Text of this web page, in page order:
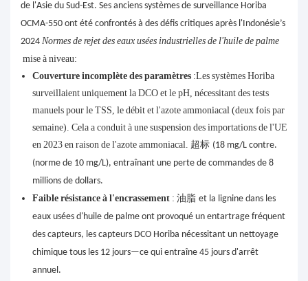
de l'Asie du Sud-Est. Ses anciens systèmes de surveillance Horiba
OCMA-550 ont été confrontés à des défis critiques après l'Indonésie’s
2024 Normes de rejet des eaux usées industrielles de l'huile de palme
mise à niveau:
Couverture incomplète des paramètres :Les systèmes Horiba
surveillaient uniquement la DCO et le pH, nécessitant des tests
manuels pour le TSS, le débit et l'azote ammoniacal (deux fois par
semaine). Cela a conduit à une suspension des importations de l'UE
en 2023 en raison de l'azote ammoniacal. 超标 (18 mg/L contre.
(norme de 10 mg/L), entraînant une perte de commandes de 8
millions de dollars.
Faible résistance à l'encrassement : 油脂 et la lignine dans les
eaux usées d'huile de palme ont provoqué un entartrage fréquent
des capteurs, les capteurs DCO Horiba nécessitant un nettoyage
chimique tous les 12 jours—ce qui entraîne 45 jours d'arrêt
annuel.